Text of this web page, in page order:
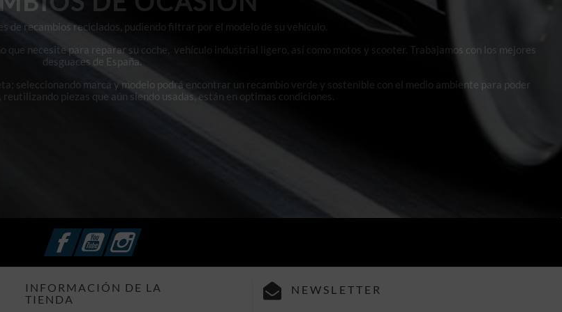
de recambios reciclados, pudiendo filtrar por el modelo de su vehículo.
que necesite para reparar su coche, vehículo industrial ligero, así como motos y scooter. Trabajamos con los mejores
desguaces de España.
seleccionando marca y modelo podrá encontrar un recambio verde y sostenible con el medio ambiente para poder
piezas que aún siendo usadas, están en optimas condiciones.
FacebookYouTubeInstagram
INFORMACIÓN DE LA
TIENDA
NEWSLETTER